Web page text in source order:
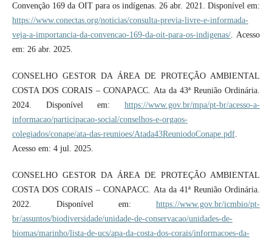
Convenção 169 da OIT para os indígenas. 26 abr. 2021. Disponível em:
https://www.conectas.org/noticias/consulta-previa-livre-e-informada-
veja-a-importancia-da-convencao-169-da-oit-para-os-indigenas/. Acesso
em: 26 abr. 2025.
CONSELHO GESTOR DA ÁREA DE PROTEÇÃO AMBIENTAL
COSTA DOS CORAIS – CONAPACC. Ata da 43ª Reunião Ordinária.
2024. Disponível em:https://www.gov.br/mpa/pt-br/acesso-a-
informacao/participacao-social/conselhos-e-orgaos-
colegiados/conape/ata-das-reunioes/Atada43ReuniodoConape.pdf.
Acesso em: 4 jul. 2025.
CONSELHO GESTOR DA ÁREA DE PROTEÇÃO AMBIENTAL
COSTA DOS CORAIS – CONAPACC. Ata da 41ª Reunião Ordinária.
2022. Disponível em:https://www.gov.br/icmbio/pt-
br/assuntos/biodiversidade/unidade-de-conservacao/unidades-de-
biomas/marinho/lista-de-ucs/apa-da-costa-dos-corais/informacoes-da-